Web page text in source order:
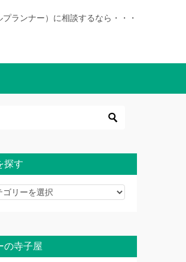
ランナー）に相談するなら・・・
探す
の寺子屋